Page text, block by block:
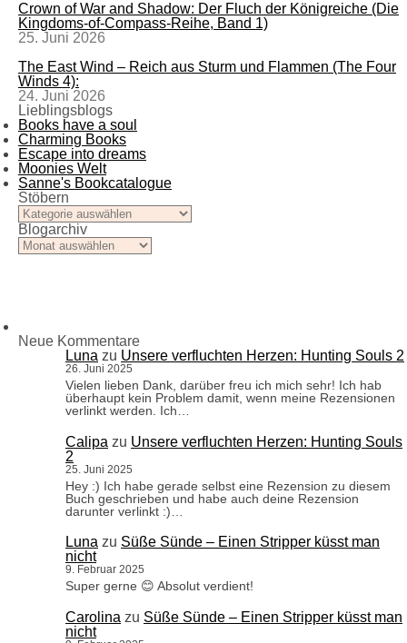
Crown of War and Shadow: Der Fluch der Königreiche (Die
Kingdoms-of-Compass-Reihe, Band 1)
25. Juni 2026
The East Wind – Reich aus Sturm und Flammen (The Four
Winds 4):
24. Juni 2026
Lieblingsblogs
Books have a soul
Charming Books
Escape into dreams
Moonies Welt
Sanne's Bookcatalogue
Stöbern
Stöbern
Blogarchiv
Blogarchiv
Neue Kommentare
Luna zu Unsere verfluchten Herzen: Hunting Souls 2
26. Juni 2025
Vielen lieben Dank, darüber freu ich mich sehr! Ich hab
überhaupt kein Problem damit, wenn meine Rezensionen
verlinkt werden. Ich…
Calipa zu Unsere verfluchten Herzen: Hunting Souls
2
25. Juni 2025
Hey :) Ich habe gerade selbst eine Rezension zu diesem
Buch geschrieben und habe auch deine Rezension
darunter verlinkt :)…
Luna zu Süße Sünde – Einen Stripper küsst man
nicht
9. Februar 2025
Super gerne 😊 Absolut verdient!
Carolina zu Süße Sünde – Einen Stripper küsst man
nicht